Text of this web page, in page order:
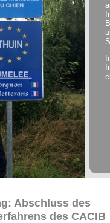
Abschluss des
des CACIB